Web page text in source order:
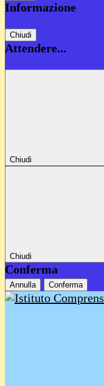
Informazione
Chiudi
Attendere...
Chiudi
Chiudi
Conferma
Annulla Conferma